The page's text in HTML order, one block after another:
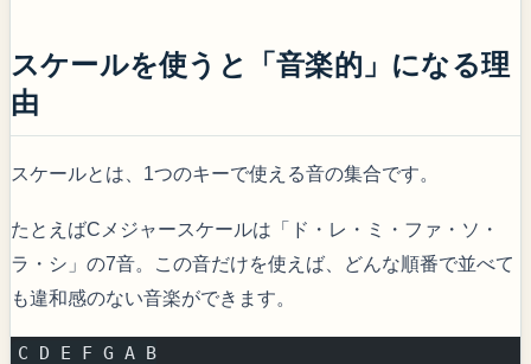
スケールを使うと「音楽的」になる理
由
スケールとは、1つのキーで使える音の集合です。
たとえばCメジャースケールは「ド・レ・ミ・ファ・ソ・
ラ・シ」の7音。この音だけを使えば、どんな順番で並べて
も違和感のない音楽ができます。
C D E F G A B